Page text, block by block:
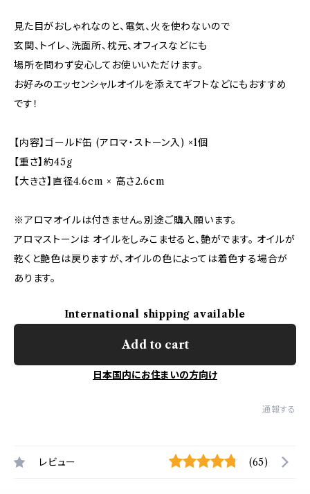
見た目がおしゃれなのと、電気、火を使わないので
玄関、トイレ、洗面所、枕元、オフィスなどにも
場所を問わず安心してお使いいただけます。
お好みのエッセンシャルオイルを添えてギフトなどにもおすすめ
です！
【内容】ゴールド缶 (アロマ・ストーン入) ×1個
【重さ】約45g
【大きさ】直径4.6cm × 高さ2.6cm
※アロマオイルは付きません。別途ご購入願います。
アロマストーンは オイルをしみこませると、艶がでます。 オイルが
乾くと艶色は戻りますが、オイルの色によっては着色する場合が
あります。
International shipping available
Add to cart
日本国内にお住まいの方向け
通報する
レビュー (65)